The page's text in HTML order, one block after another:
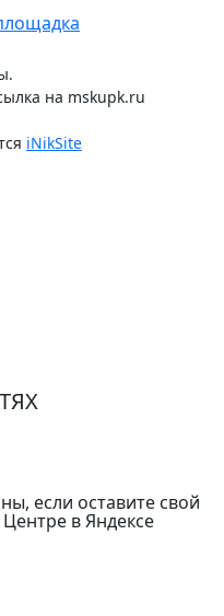
на mskupk.ru
iNikSite
если оставите свой
в Яндексе